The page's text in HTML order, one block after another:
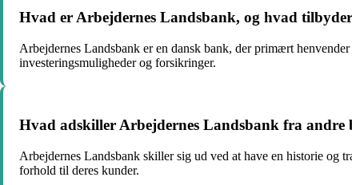
Hvad er Arbejdernes Landsbank, og hvad
Arbejdernes Landsbank er en dansk bank, der primært
investeringsmuligheder og forsikringer.
Hvad adskiller Arbejdernes Landsbank fra andre
Arbejdernes Landsbank skiller sig ud ved at have en historie
forhold til deres kunder.